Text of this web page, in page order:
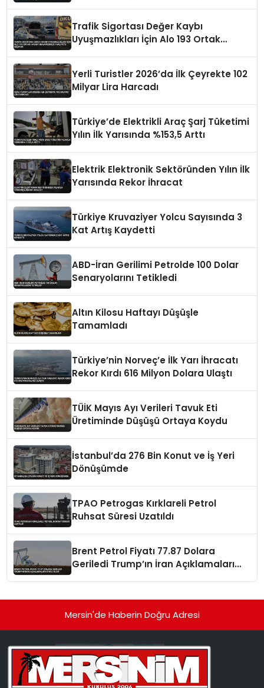
Trafik Sigortası Değer Kaybı
Uyuşmazlıkları İçin Alo 193 Ortak
Yerli Turistler 2026’da İlk Çeyrekte 102
Milyar Lira Harcadı
Türkiye’de Elektrikli Araç Şarj Tüketimi
Yılın İlk Yarısında %153,5 Arttı
Elektrik Elektronik Sektöründen Yılın İlk
Yarısında Rekor İhracat
Türkiye Kruvaziyer Yolcu Sayısında 3
Kat Artış Kaydetti
ABD-İran Gerilimi Petrolde 100 Dolar
Senaryolarını Tetikledi
Altın Kilosu Haftayı Düşüşle
Tamamladı
Türkiye’nin Norveç’e İlk Yarı İhracatı
Rekor Kırdı 616 Milyon Dolara Ulaştı
TÜİK Mayıs Ayı Verileri Tavuk Eti
Üretiminde Düşüşü Ortaya Koydu
İstanbul’da 276 Bin Konut ve İş Yeri
Dönüşümde
TPAO Petrogas Kırklareli Petrol
Ruhsat Süresi Uzatıldı
Brent Petrol Fiyatı 77.87 Dolara
Geriledi Trump’ın İran Açıklamaları
Mersin'de Haberin Doğru Adresi